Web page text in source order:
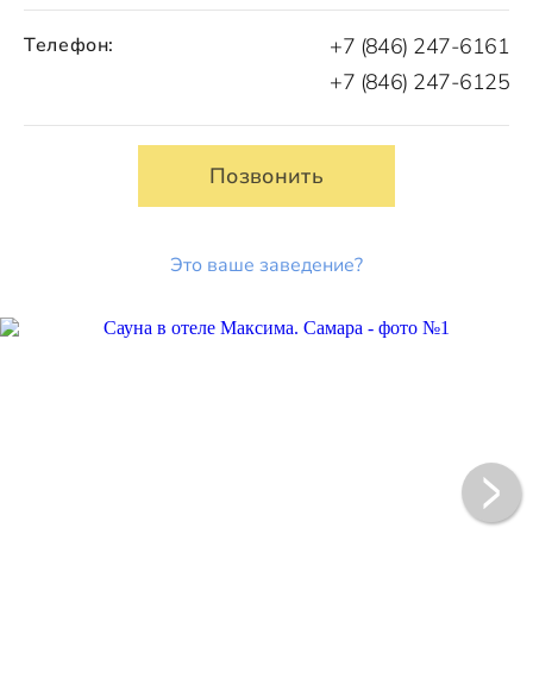
Телефон:
+7 (846) 247-6161
+7 (846) 247-6125
Позвонить
Это ваше заведение?